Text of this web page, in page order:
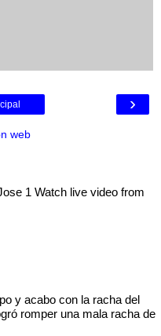
›
web
1 Watch live video from
y acabo con la racha del
romper una mala racha de